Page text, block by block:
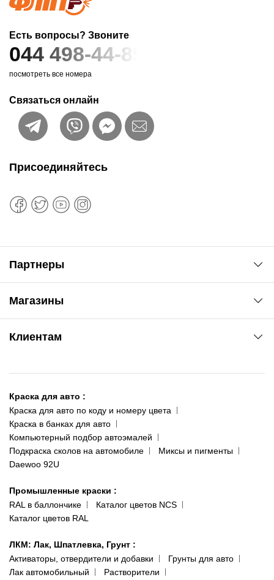
Есть вопросы? Звоните
044 498-44-89
посмотреть все номера
Связаться онлайн
Магазины
ул. Рабочая, 2-а
093 611-39-23
(ориентир: Интайм №40)
Одесса
пр-т Акад. Глушко, 29
066 554-97-70
Клиентам
Доставка и оплата
Сотрудничество
Наши публикации
Публичная оферта
Политика конфиденциальности
Присоединяйтесь
Партнеры
Краска для авто :
Краска для авто по коду и номеру цвета
Краска в банках для авто
Компьютерный подбор автоэмалей
Подкраска сколов на автомобиле
Миксы и пигменты
Daewoo 92U
Промышленные краски :
RAL в баллончике
Каталог цветов NCS
Каталог цветов RAL
ЛКМ: Лак, Шпатлевка, Грунт :
Активаторы, отвердители и добавки
Грунты для авто
Лак автомобильный
Растворители